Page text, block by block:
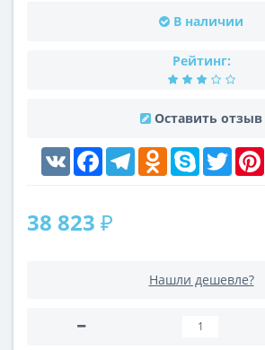
В наличии
Рейтинг:
Оставить отзыв
VK FacebookTelegramOdnoklassniki
Skype Twitter
38 823 ₽
Нашли дешевле?